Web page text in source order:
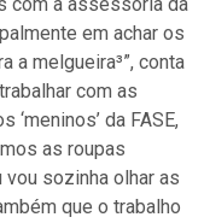
com a assessoria da
em achar os
a melgueira³”, conta
com as
‘meninos’ da FASE,
as roupas
vou sozinha olhar as
que o trabalho